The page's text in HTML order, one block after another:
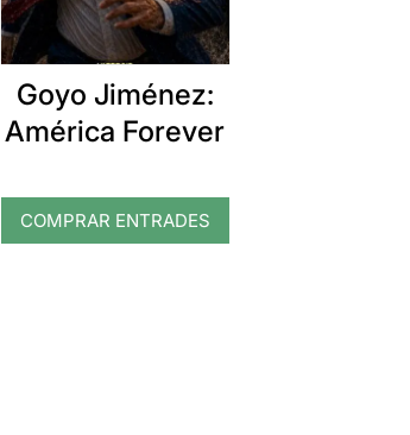
Goyo Jiménez:
América Forever
COMPRAR ENTRADES